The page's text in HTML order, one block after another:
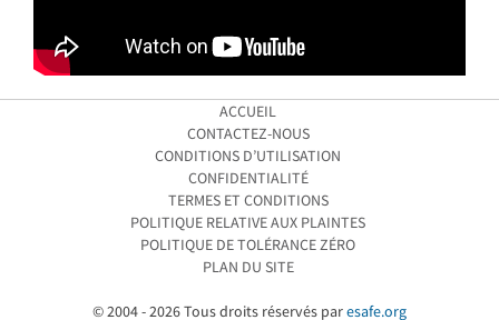
ACCUEIL
CONTACTEZ-NOUS
CONDITIONS D’UTILISATION
CONFIDENTIALITÉ
TERMES ET CONDITIONS
POLITIQUE RELATIVE AUX PLAINTES
POLITIQUE DE TOLÉRANCE ZÉRO
PLAN DU SITE
© 2004 - 2026 Tous droits réservés paresafe.org